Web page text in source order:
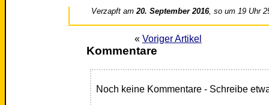
Verzapft am20. September 2016, so um 19 Uhr
« Voriger Artikel
Kommentare
Noch keine Kommentare - Schreibe